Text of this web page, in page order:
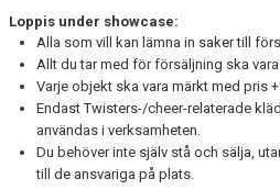
Loppis under showcase:
Alla som vill kan lämna in saker till
Allt du tar med för försäljning ska
Varje objekt ska vara märkt med pris
Endast Twisters-/cheer-relaterade
användas i verksamheten.
Du behöver inte själv stå och sälja,
till de ansvariga på plats.